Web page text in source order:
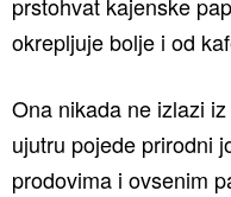
prstohvat kajenske
okrepljuje bolje i od
Ona nikada ne izlazi
ujutru pojede prirodni
prodovima i ovsenim